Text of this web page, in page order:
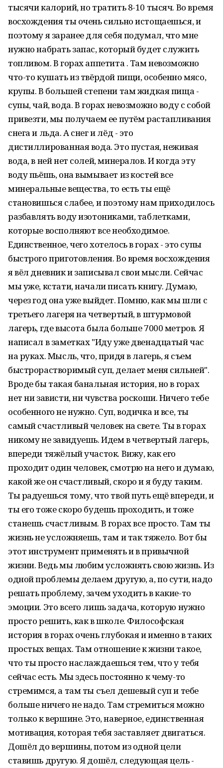
тысячи калорий, но тратить 8-10 тысяч. Во время
восхождения ты очень сильно истощаешься, и
поэтому я заранее для себя подумал, что мне
нужно набрать запас, который будет служить
топливом. В горах аппетита . Там невозможно
что-то кушать из твёрдой пищи, особенно мясо,
крупы. В большей степени там жидкая пища -
супы, чай, вода. В горах невозможно воду с собой
привезти, мы получаем ее путём растапливания
снега и льда. А снег и лёд - это
дистиллированная вода. Это пустая, неживая
вода, в ней нет солей, минералов. И когда эту
воду пьёшь, она вымывает из костей все
минеральные вещества, то есть ты ещё
становишься слабее, и поэтому нам приходилось
разбавлять воду изотониками, таблетками,
которые восполняют все необходимое.
Единственное, чего хотелось в горах - это супы
быстрого приготовления. Во время восхождения
я вёл дневник и записывал свои мысли. Сейчас
мы уже, кстати, начали писать книгу. Думаю,
через год она уже выйдет. Помню, как мы шли с
третьего лагеря на четвертый, в штурмовой
лагерь, где высота была больше 7000 метров. Я
написал в заметках "Иду уже двенадцатый час
на руках. Мысль, что, придя в лагерь, я съем
быстрорастворимый суп, делает меня сильней".
Вроде бы такая банальная история, но в горах
нет ни зависти, ни чувства роскоши. Ничего тебе
особенного не нужно. Суп, водичка и все, ты
самый счастливый человек на свете. Ты в горах
никому не завидуешь. Идем в четвертый лагерь,
впереди тяжёлый участок. Вижу, как его
проходит один человек, смотрю на него и думаю,
какой же он счастливый, скоро и я буду таким.
Ты радуешься тому, что твой путь ещё впереди, и
ты его тоже скоро будешь проходить, и тоже
станешь счастливым. В горах все просто. Там ты
жизнь не усложняешь, там и так тяжело. Вот бы
этот инструмент применять и в привычной
жизни. Ведь мы любим усложнять свою жизнь. Из
одной проблемы делаем другую, а, по сути, надо
решать проблему, зачем уходить в какие-то
эмоции. Это всего лишь задача, которую нужно
просто решить, как в школе. Философская
история в горах очень глубокая и именно в таких
простых вещах. Там отношение к жизни такое,
что ты просто наслаждаешься тем, что у тебя
сейчас есть. Мы здесь постоянно к чему-то
стремимся, а там ты съел дешевый суп и тебе
больше ничего не надо. Там стремиться можно
только к вершине. Это, наверное, единственная
мотивация, которая тебя заставляет двигаться.
Дошёл до вершины, потом из одной цели
ставишь другую. Я дошёл, следующая цель -